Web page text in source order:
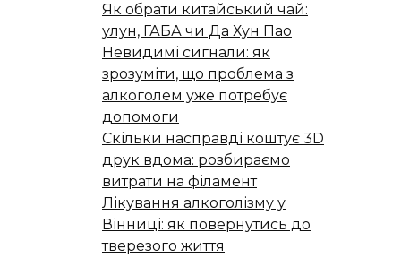
Як обрати китайський чай:
улун, ГАБА чи Да Хун Пао
Невидимі сигнали: як
зрозуміти, що проблема з
алкоголем уже потребує
допомоги
Скільки насправді коштує 3D
друк вдома: розбираємо
витрати на філамент
Лікування алкоголізму у
Вінниці: як повернутись до
тверезого життя